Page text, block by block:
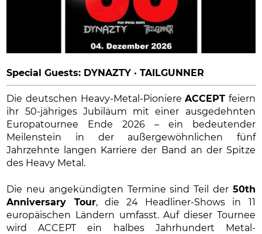
Special Guests: DYNAZTY · TAILGUNNER
Die deutschen Heavy-Metal-PioniereACCEPT feiern
ihr 50-jähriges Jubiläum mit einer ausgedehnten
Europatournee Ende 2026 – ein bedeutender
Meilenstein in der außergewöhnlichen fünf
Jahrzehnte langen Karriere der Band an der Spitze
des Heavy Metal.
Die neu angekündigten Termine sind Teil der 50th
Anniversary Tour, die 24 Headliner-Shows in 11
europäischen Ländern umfasst. Auf dieser Tournee
wird ACCEPT ein halbes Jahrhundert Metal-